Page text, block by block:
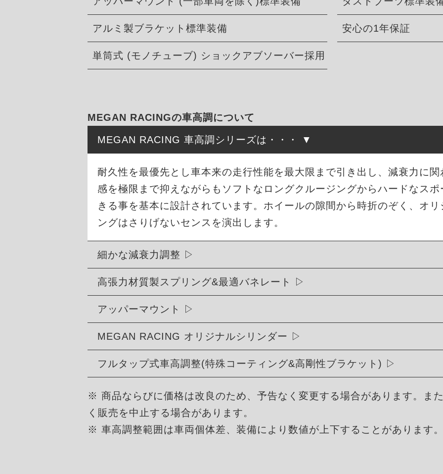
アルミ製ブラケット標準装備 安心の1年保証
単筒式 (モノチューブ) ショックアブソーバー採用
MEGAN RACINGの車高調について
MEGAN RACING 車高調シリーズは・・・
耐久性を最優先とし車本来の走行性能を最大限まで引き出し、減衰力に
感を極限まで抑えながらもソフトなロングクルージングからハードなス
きる事を基本に設計されています。ホイールの隙間から時折のぞく、オ
ングはさりげないセンスを演出します。
細かな減衰力調整
高張力材質製スプリング&最適バネレート
アッパーマウント
MEGAN RACING オリジナルシリンダー
フルタップ式車高調整(特殊コーティング&高剛性ブラケット)
※ 商品ならびに価格は改良のため、予告なく変更する場合があります。ま
く販売を中止する場合があります。
※ 車高調整範囲は車両個体差、装備により数値が上下することがあります